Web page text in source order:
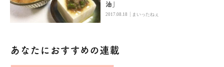
油」
2017.08.18 | まいったねぇ
あなたにおすすめの連載